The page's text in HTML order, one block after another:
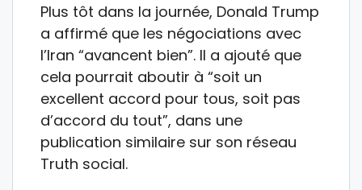
Plus tôt dans la journée, Donald Trump
a affirmé que les négociations avec
l’Iran “avancent bien”. Il a ajouté que
cela pourrait aboutir à “soit un
excellent accord pour tous, soit pas
d’accord du tout”, dans une
publication similaire sur son réseau
Truth social.